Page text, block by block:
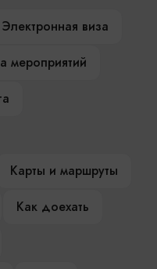
Электронная виза
мероприятий
Карты и маршруты
Как доехать